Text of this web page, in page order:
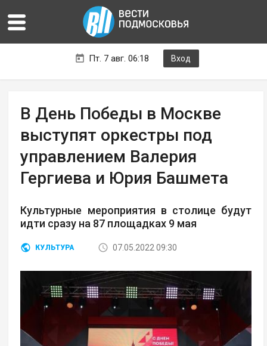
Пт. 7 авг. 06:18 Вход
В День Победы в Москве
выступят оркестры под
управлением Валерия
Гергиева и Юрия Башмета
Культурные мероприятия в столице будут
идти сразу на 87 площадках 9 мая
КУЛЬТУРА 07.05.2022 09:30